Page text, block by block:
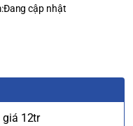
Đang cập nhật
giá 12tr